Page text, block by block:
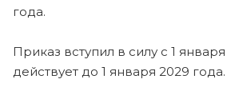
года.
Приказ вступил в силу с 1
действует до 1 января 2029 года.